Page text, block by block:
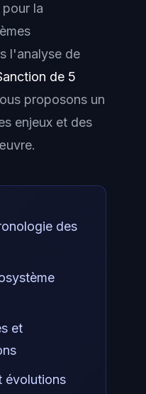
la
l'analyse de
de 5
proposons un
enjeux et des
des
et
évolutions